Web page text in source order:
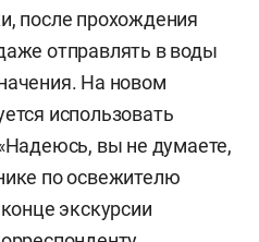
после прохождения
отправлять в воды
На новом
использовать
вы не думаете,
по освежителю
экскурсии